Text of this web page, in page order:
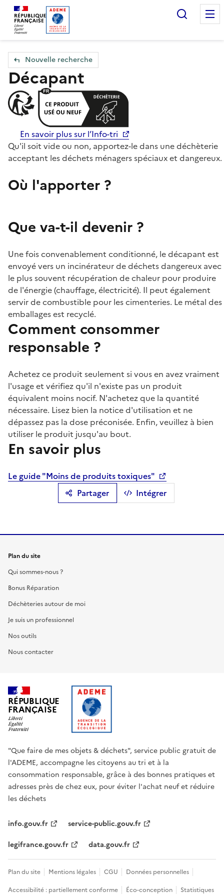
Accueil — Que Faire de mes objets & déchets
Nouvelle recherche
Décapant
En savoir plus sur l’Info-tri
Partager Intégrer
Qu'il soit vide ou non, apportez-le dans une déchèterie
acceptant les déchets ménagers spéciaux et dangereux.
Où l'apporter ?
Que va-t-il devenir ?
Une fois convenablement conditionné, le décapant est
envoyé vers un incinérateur de déchets dangereux avec
le plus souvent récupération de chaleur pour produire
de l'énergie (chauffage, électricité). Il peut également
servir de combustible pour les cimenteries. Le métal des
emballages est recyclé.
Comment consommer
responsable ?
Achetez ce produit seulement si vous en avez vraiment
l'usage et vérifiez qu'il n'existe pas un produit
équivalent moins nocif. N'achetez que la quantité
nécessaire. Lisez bien la notice d'utilisation et ne
dépassez pas la dose préconisée. Enfin, veuillez à bien
utiliser le produit jusqu'au bout.
En savoir plus
Le guide "Moins de produits toxiques"
Plan du site
Qui sommes-nous ?
Bonus Réparation
Déchèteries autour de moi
Je suis un professionnel
Nos outils
Nous contacter
RÉPUBLIQUE
FRANÇAISE
"Que faire de mes objets & déchets", service public gratuit de
l'ADEME, accompagne les citoyens au tri et à la
consommation responsable, grâce à des bonnes pratiques et
adresses près de chez eux, pour éviter l'achat neuf et réduire
les déchets
info.gouv.fr
service-public.gouv.fr
legifrance.gouv.fr
data.gouv.fr
Plan du site Mentions légales CGU
Données personnelles
Accessibilité : partiellement conforme
Éco-conception Statistiques